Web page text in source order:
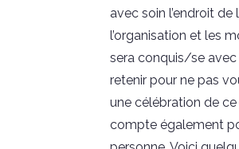
avec soin l’endroit
l’organisation et les
sera conquis/se
retenir pour ne pas
une célébration de
compte également